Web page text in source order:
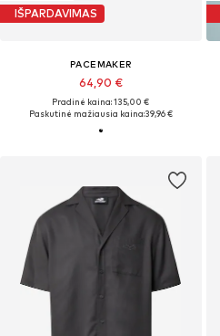
IŠPARDAVIMAS
PACEMAKER
64,90 €
Pradinė kaina: 135,00 €
Paskutinė mažiausia kaina:39,96 €